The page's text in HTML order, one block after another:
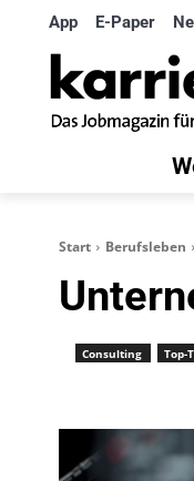
App E-Paper
Start Berufsleben
Consulting Top-